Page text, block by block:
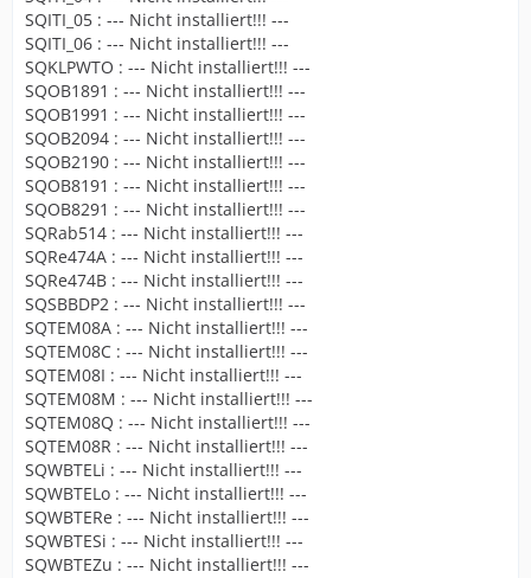
SQITI_05 : --- Nicht installiert!!! ---
SQITI_06 : --- Nicht installiert!!! ---
SQKLPWTO : --- Nicht installiert!!! ---
SQOB1891 : --- Nicht installiert!!! ---
SQOB1991 : --- Nicht installiert!!! ---
SQOB2094 : --- Nicht installiert!!! ---
SQOB2190 : --- Nicht installiert!!! ---
SQOB8191 : --- Nicht installiert!!! ---
SQOB8291 : --- Nicht installiert!!! ---
SQRab514 : --- Nicht installiert!!! ---
SQRe474A : --- Nicht installiert!!! ---
SQRe474B : --- Nicht installiert!!! ---
SQSBBDP2 : --- Nicht installiert!!! ---
SQTEM08A : --- Nicht installiert!!! ---
SQTEM08C : --- Nicht installiert!!! ---
SQTEM08I : --- Nicht installiert!!! ---
SQTEM08M : --- Nicht installiert!!! ---
SQTEM08Q : --- Nicht installiert!!! ---
SQTEM08R : --- Nicht installiert!!! ---
SQWBTELi : --- Nicht installiert!!! ---
SQWBTELo : --- Nicht installiert!!! ---
SQWBTERe : --- Nicht installiert!!! ---
SQWBTESi : --- Nicht installiert!!! ---
SQWBTEZu : --- Nicht installiert!!! ---